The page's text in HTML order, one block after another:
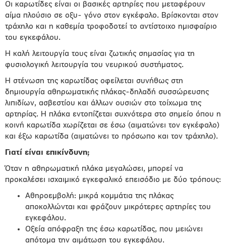
Οι καρωτίδες είναι οι βασικές αρτηρίες που μεταφέρουν
αίμα πλούσιο σε οξυ- γόνο στον εγκέφαλο. Βρίσκονται στον
τράχηλο και η καθεμία τροφοδοτεί το αντίστοιχο ημισφαίριο
του εγκεφάλου.
Η καλή λειτουργία τους είναι ζωτικής σημασίας για τη
φυσιολογική λειτουργία του νευρικού συστήματος.
Η στένωση της καρωτίδας οφείλεται συνήθως στη
δημιουργία αθηρωματικής πλάκας-δηλαδή συσσώρευσης
λιπιδίων, ασβεστίου και άλλων ουσιών στο τοίχωμα της
αρτηρίας. Η πλάκα εντοπίζεται συχνότερα στο σημείο όπου η
κοινή καρωτίδα χωρίζεται σε έσω (αιματώνει τον εγκέφαλο)
και έξω καρωτίδα (αιματώνει το πρόσωπο και τον τράχηλο).
Γιατί είναι επικίνδυνη;
Όταν η αθηρωματική πλάκα μεγαλώσει, μπορεί να
προκαλέσει ισχαιμικό εγκεφαλικό επεισόδιο με δύο τρόπους:
Αθηροεμβολή: μικρά κομμάτια της πλάκας
αποκολλώνται και φράζουν μικρότερες αρτηρίες του
εγκεφάλου.
Οξεία απόφραξη της έσω καρωτίδας, που μειώνει
απότομα την αιμάτωση του εγκεφάλου.